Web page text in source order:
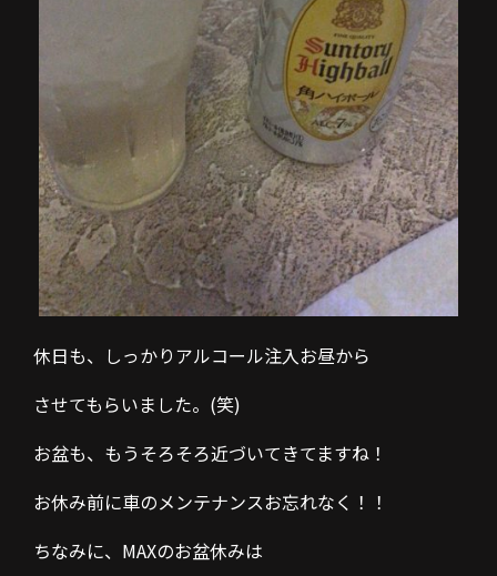
休日も、しっかりアルコール注入お昼から
させてもらいました。(笑)
お盆も、もうそろそろ近づいてきてますね！
お休み前に車のメンテナンスお忘れなく！！
ちなみに、MAXのお盆休みは